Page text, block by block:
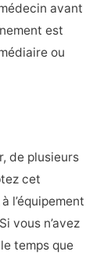
avant
est
ou
de plusieurs
cet
l’équipement
vous n’avez
temps que